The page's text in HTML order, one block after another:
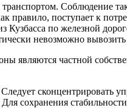
Соблюдение
правило, поступает к
Кузбасса по железной
невозможно
являются частной
сконцентрировать
сохранения стабильности